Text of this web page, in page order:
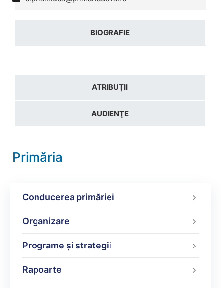
BIOGRAFIE
ATRIBUŢII
AUDIENŢE
Primăria
Conducerea primăriei
Organizare
Programe şi strategii
Rapoarte